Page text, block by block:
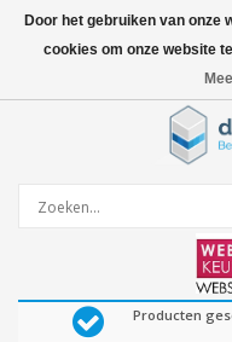
0artikelen
Producten
Door het gebruiken van onze
cookies om onze website